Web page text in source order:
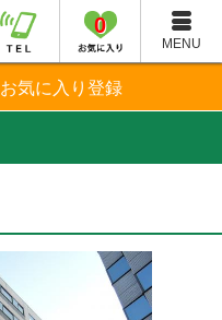
MENU
0
お気に入り登録